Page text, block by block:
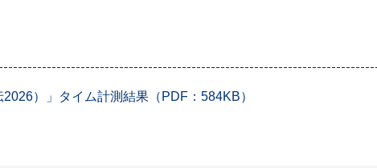
）」タイム計測結果（PDF：584KB）